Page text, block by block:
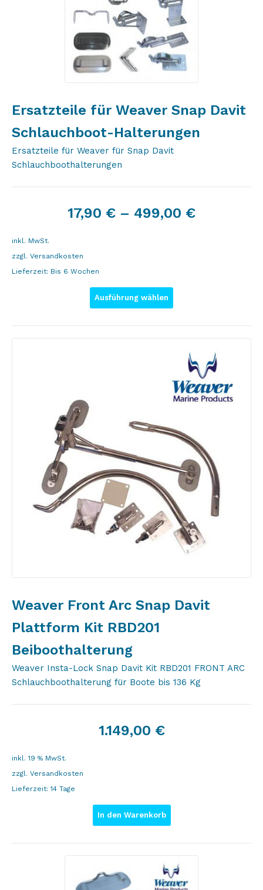
Ersatzteile für Weaver Snap Davit
Schlauchboot-Halterungen
Ersatzteile für Weaver für Snap Davit
Schlauchboothalterungen
17,90 € – 499,00 €
inkl. MwSt.
zzgl. Versandkosten
Lieferzeit: Bis 6 Wochen
Ausführung wählen
Weaver Front Arc Snap Davit
Plattform Kit RBD201
Beiboothalterung
Weaver Insta-Lock Snap Davit Kit RBD201 FRONT ARC
Schlauchboothalterung für Boote bis 136 Kg
1.149,00 €
inkl. 19 % MwSt.
zzgl. Versandkosten
Lieferzeit:14 Tage
In den Warenkorb